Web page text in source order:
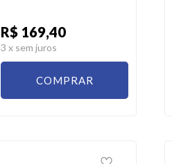
R$ 169,40
3 x sem juros
COMPRAR